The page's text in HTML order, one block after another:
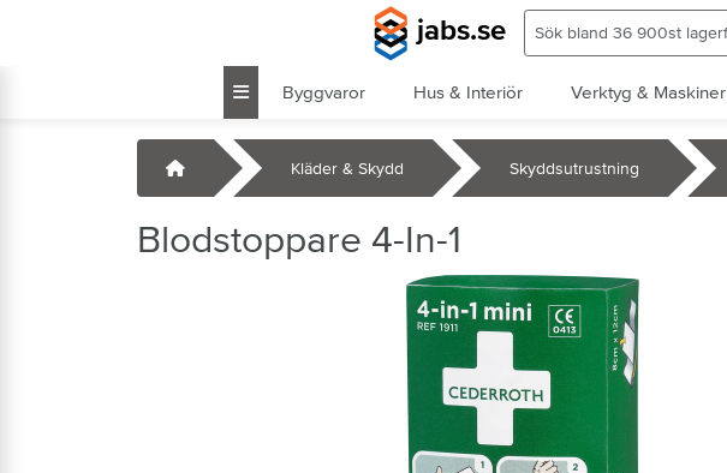
jabs.se
Byggvaror Hus & Interiör Verktyg & Maskiner
Startsida Kläder & Skydd Skyddsutrustning
Blodstoppare 4-In-1